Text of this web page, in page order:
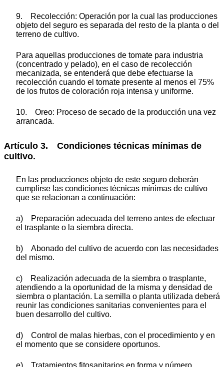
9. Recolección: Operación por la cual las producciones
objeto del seguro es separada del resto de la planta o del
terreno de cultivo.
Para aquellas producciones de tomate para industria
(concentrado y pelado), en el caso de recolección
mecanizada, se entenderá que debe efectuarse la
recolección cuando el tomate presente al menos el 75%
de los frutos de coloración roja intensa y uniforme.
10. Oreo: Proceso de secado de la producción una vez
arrancada.
Artículo 3. Condiciones técnicas mínimas de
cultivo.
En las producciones objeto de este seguro deberán
cumplirse las condiciones técnicas mínimas de cultivo
que se relacionan a continuación:
a) Preparación adecuada del terreno antes de efectuar
el trasplante o la siembra directa.
b) Abonado del cultivo de acuerdo con las necesidades
del mismo.
c) Realización adecuada de la siembra o trasplante,
atendiendo a la oportunidad de la misma y densidad de
siembra o plantación. La semilla o planta utilizada deberá
reunir las condiciones sanitarias convenientes para el
buen desarrollo del cultivo.
d) Control de malas hierbas, con el procedimiento y en
el momento que se considere oportunos.
e) Tratamientos fitosanitarios en forma y número